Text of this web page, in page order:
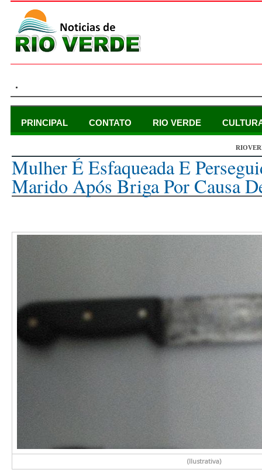
.
PRINCIPAL CONTATO RIO VERDE
Mulher É Esfaqueada E
Marido Após Briga Por Causa
(Ilustrativa)